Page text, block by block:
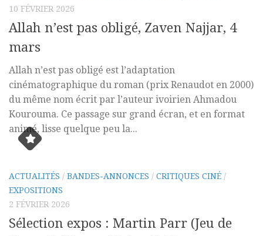
10 FÉVRIER 2026
Allah n’est pas obligé, Zaven Najjar, 4
mars
Allah n’est pas obligé est l’adaptation
cinématographique du roman (prix Renaudot en 2000)
du même nom écrit par l’auteur ivoirien Ahmadou
Kourouma. Ce passage sur grand écran, et en format
animé, lisse quelque peu la...
ACTUALITÉS / BANDES-ANNONCES / CRITIQUES CINÉ /
EXPOSITIONS
2 FÉVRIER 2026
Sélection expos : Martin Parr (Jeu de